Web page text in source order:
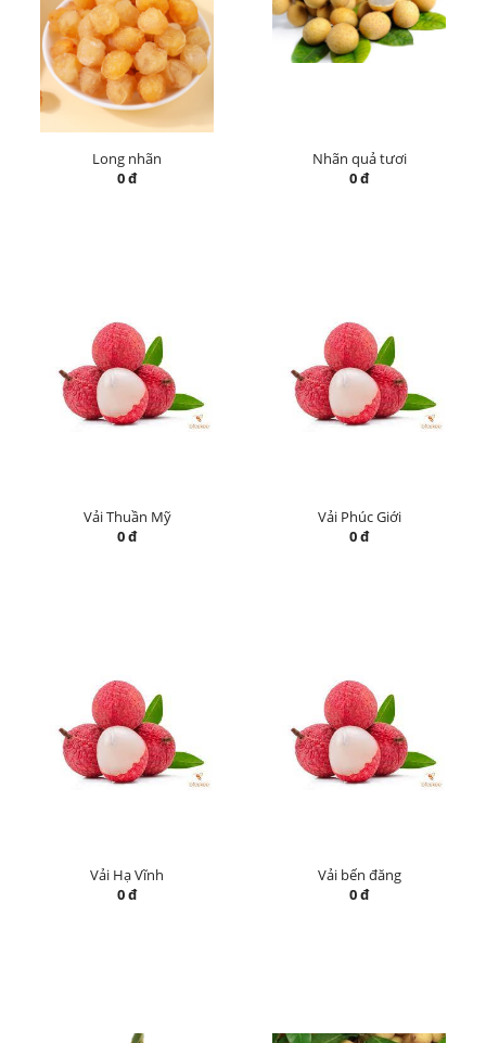
Long nhãn
0 đ
Nhãn quả tươi
0 đ
Vải Thuần Mỹ
0 đ
Vải Phúc Giới
0 đ
Vải Hạ Vĩnh
0 đ
Vải bến đăng
0 đ